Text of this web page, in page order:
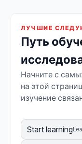
ЛУЧШИЕ
Путь
Начните с
на этой
изучение
Start learning